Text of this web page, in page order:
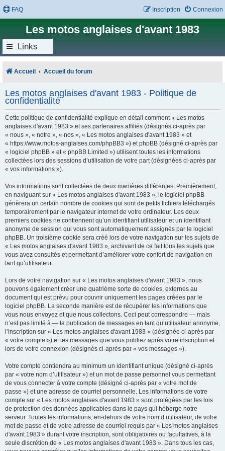
FAQ Connexion
Inscription
Les motos anglaises d'avant 1983
Links
Accueil Accueil du forum
Les motos anglaises d'avant 1983 - Politique de
confidentialité
Cette politique de confidentialité explique en détail comment « Les motos
anglaises d'avant 1983 » et ses partenaires affiliés (désignés ci-après par
« nous », « notre », « nos », « Les motos anglaises d'avant 1983 » et
« https://www.motos-anglaises.com/phpBB3 ») et phpBB (désigné ci-après par
« logiciel phpBB » et « phpBB Limited ») utilisent toutes les informations
collectées lors des sessions d’utilisation de votre part (désignées ci-après par
« vos informations »).
Vos informations sont collectées de deux manières différentes. Premièrement,
en naviguant sur « Les motos anglaises d'avant 1983 », le logiciel phpBB
génèrera un certain nombre de cookies qui sont de petits fichiers téléchargés
temporairement par le navigateur internet de votre ordinateur. Les deux
premiers cookies ne contiennent qu’un identifiant utilisateur et un identifiant
anonyme de session qui vous sont automatiquement assignés par le logiciel
phpBB. Un troisième cookie sera créé lors de votre navigation sur les sujets de
« Les motos anglaises d'avant 1983 », archivant de ce fait tous les sujets que
vous avez consultés et permettant d’améliorer votre confort de navigation en
tant qu’utilisateur.
Lors de votre navigation sur « Les motos anglaises d'avant 1983 », nous
pouvons également créer une quatrième sorte de cookies, externes au
document qui est prévu pour couvrir uniquement les pages créées par le
logiciel phpBB. La seconde manière est de récupérer les informations que
vous nous envoyez et que nous collectons. Ceci peut correspondre — mais
n’est pas limité à — la publication de messages en tant qu’utilisateur anonyme,
l’inscription sur « Les motos anglaises d'avant 1983 » (désignée ci-après par
« votre compte ») et les messages que vous publiez après votre inscription et
lors de votre connexion (désignés ci-après par « vos messages »).
Votre compte contiendra au minimum un identifiant unique (désigné ci-après
par « votre nom d’utilisateur ») et un mot de passe personnel vous permettant
de vous connecter à votre compte (désigné ci-après par « votre mot de
passe ») et une adresse de courriel personnelle. Les informations de votre
compte sur « Les motos anglaises d'avant 1983 » sont protégées par les lois
de protection des données applicables dans le pays qui héberge notre
serveur. Toutes les informations, en-dehors de votre nom d’utilisateur, de votre
mot de passe et de votre adresse de courriel requis par « Les motos anglaises
d'avant 1983 » durant votre inscription, sont obligatoires ou facultatives, à la
seule discrétion de « Les motos anglaises d'avant 1983 ». Dans tous les cas,